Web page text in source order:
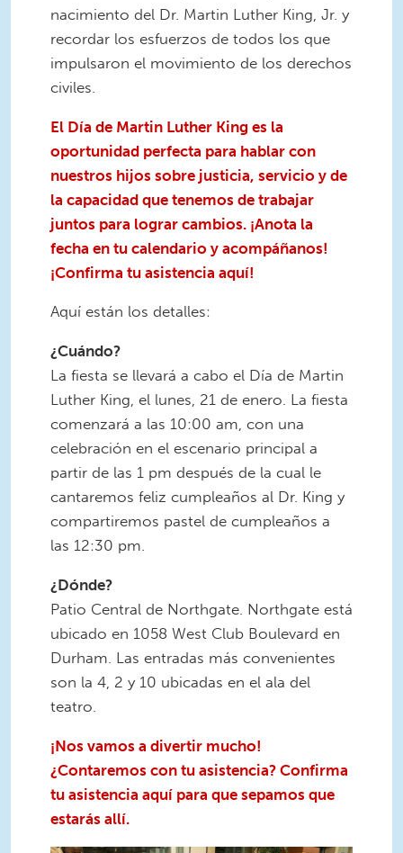
nacimiento del Dr. Martin Luther King, Jr. y
recordar los esfuerzos de todos los que
impulsaron el movimiento de los derechos
civiles.
El Día de Martin Luther King es la
oportunidad perfecta para hablar con
nuestros hijos sobre justicia, servicio y de
la capacidad que tenemos de trabajar
juntos para lograr cambios. ¡Anota la
fecha en tu calendario y acompáñanos!
¡Confirma tu asistencia aquí!
Aquí están los detalles:
¿Cuándo?
La fiesta se llevará a cabo el Día de Martin
Luther King, el lunes, 21 de enero. La fiesta
comenzará a las 10:00 am, con una
celebración en el escenario principal a
partir de las 1 pm después de la cual le
cantaremos feliz cumpleaños al Dr. King y
compartiremos pastel de cumpleaños a
las 12:30 pm.
¿Dónde?
Patio Central de Northgate. Northgate está
ubicado en 1058 West Club Boulevard en
Durham. Las entradas más convenientes
son la 4, 2 y 10 ubicadas en el ala del
teatro.
¡Nos vamos a divertir mucho!
¿Contaremos con tu asistencia? Confirma
tu asistencia aquí para que sepamos que
estarás allí.